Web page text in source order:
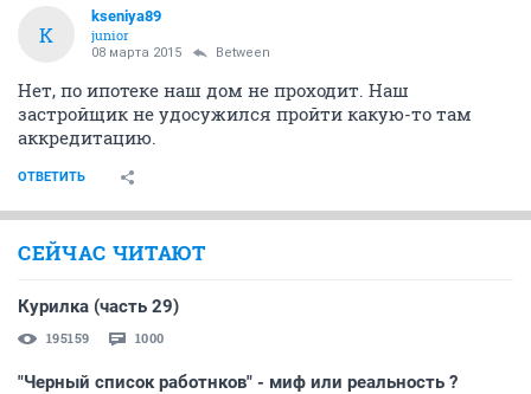
K
kseniya89
junior
08 марта 2015 Between
Нет, по ипотеке наш дом не проходит. Наш
застройщик не удосужился пройти какую-то там
аккредитацию.
ОТВЕТИТЬ
СЕЙЧАС ЧИТАЮТ
Курилка (часть 29)
195159 1000
"Черный список работнков" - миф или реальность ?